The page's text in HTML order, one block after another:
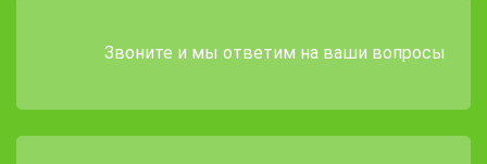
Звоните и мы ответим на ваши вопросы